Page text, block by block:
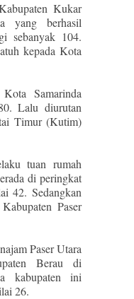
Kukar
yang berhasil
sebanyak 104.
kepada Kota
Samarinda
Lalu diurutan
Timur (Kutim)
tuan rumah
di peringkat
42. Sedangkan
Paser
Paser Utara
Berau di
kabupaten ini
26.